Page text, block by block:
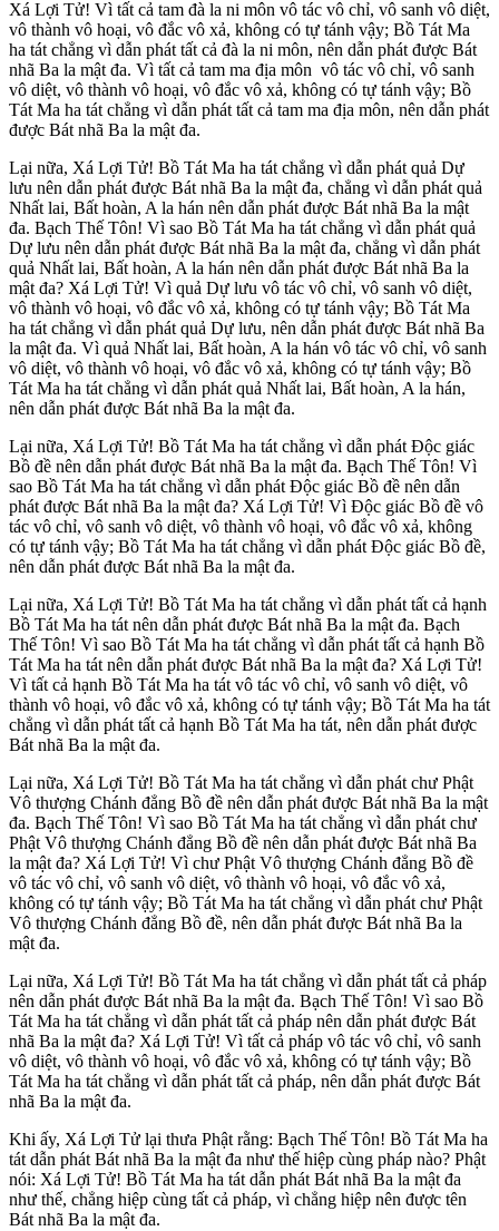
Xá Lợi Tử! Vì tất cả tam đà la ni môn vô tác vô chỉ, vô sanh vô diệt,
vô thành vô hoại, vô đắc vô xả, không có tự tánh vậy; Bồ Tát Ma
ha tát chẳng vì dẫn phát tất cả đà la ni môn, nên dẫn phát được Bát
nhã Ba la mật đa. Vì tất cả tam ma địa môn vô tác vô chỉ, vô sanh
vô diệt, vô thành vô hoại, vô đắc vô xả, không có tự tánh vậy; Bồ
Tát Ma ha tát chẳng vì dẫn phát tất cả tam ma địa môn, nên dẫn phát
được Bát nhã Ba la mật đa.
Lại nữa, Xá Lợi Tử! Bồ Tát Ma ha tát chẳng vì dẫn phát quả Dự
lưu nên dẫn phát được Bát nhã Ba la mật đa, chẳng vì dẫn phát quả
Nhất lai, Bất hoàn, A la hán nên dẫn phát được Bát nhã Ba la mật
đa. Bạch Thế Tôn! Vì sao Bồ Tát Ma ha tát chẳng vì dẫn phát quả
Dự lưu nên dẫn phát được Bát nhã Ba la mật đa, chẳng vì dẫn phát
quả Nhất lai, Bất hoàn, A la hán nên dẫn phát được Bát nhã Ba la
mật đa? Xá Lợi Tử! Vì quả Dự lưu vô tác vô chỉ, vô sanh vô diệt,
vô thành vô hoại, vô đắc vô xả, không có tự tánh vậy; Bồ Tát Ma
ha tát chẳng vì dẫn phát quả Dự lưu, nên dẫn phát được Bát nhã Ba
la mật đa. Vì quả Nhất lai, Bất hoàn, A la hán vô tác vô chỉ, vô sanh
vô diệt, vô thành vô hoại, vô đắc vô xả, không có tự tánh vậy; Bồ
Tát Ma ha tát chẳng vì dẫn phát quả Nhất lai, Bất hoàn, A la hán,
nên dẫn phát được Bát nhã Ba la mật đa.
Lại nữa, Xá Lợi Tử! Bồ Tát Ma ha tát chẳng vì dẫn phát Ðộc giác
Bồ đề nên dẫn phát được Bát nhã Ba la mật đa. Bạch Thế Tôn! Vì
sao Bồ Tát Ma ha tát chẳng vì dẫn phát Ðộc giác Bồ đề nên dẫn
phát được Bát nhã Ba la mật đa? Xá Lợi Tử! Vì Ðộc giác Bồ đề vô
tác vô chỉ, vô sanh vô diệt, vô thành vô hoại, vô đắc vô xả, không
có tự tánh vậy; Bồ Tát Ma ha tát chẳng vì dẫn phát Ðộc giác Bồ đề,
nên dẫn phát được Bát nhã Ba la mật đa.
Lại nữa, Xá Lợi Tử! Bồ Tát Ma ha tát chẳng vì dẫn phát tất cả hạnh
Bồ Tát Ma ha tát nên dẫn phát được Bát nhã Ba la mật đa. Bạch
Thế Tôn! Vì sao Bồ Tát Ma ha tát chẳng vì dẫn phát tất cả hạnh Bồ
Tát Ma ha tát nên dẫn phát được Bát nhã Ba la mật đa? Xá Lợi Tử!
Vì tất cả hạnh Bồ Tát Ma ha tát vô tác vô chỉ, vô sanh vô diệt, vô
thành vô hoại, vô đắc vô xả, không có tự tánh vậy; Bồ Tát Ma ha tát
chẳng vì dẫn phát tất cả hạnh Bồ Tát Ma ha tát, nên dẫn phát được
Bát nhã Ba la mật đa.
Lại nữa, Xá Lợi Tử! Bồ Tát Ma ha tát chẳng vì dẫn phát chư Phật
Vô thượng Chánh đẳng Bồ đề nên dẫn phát được Bát nhã Ba la mật
đa. Bạch Thế Tôn! Vì sao Bồ Tát Ma ha tát chẳng vì dẫn phát chư
Phật Vô thượng Chánh đẳng Bồ đề nên dẫn phát được Bát nhã Ba
la mật đa? Xá Lợi Tử! Vì chư Phật Vô thượng Chánh đẳng Bồ đề
vô tác vô chỉ, vô sanh vô diệt, vô thành vô hoại, vô đắc vô xả,
không có tự tánh vậy; Bồ Tát Ma ha tát chẳng vì dẫn phát chư Phật
Vô thượng Chánh đẳng Bồ đề, nên dẫn phát được Bát nhã Ba la
mật đa.
Lại nữa, Xá Lợi Tử! Bồ Tát Ma ha tát chẳng vì dẫn phát tất cả pháp
nên dẫn phát được Bát nhã Ba la mật đa. Bạch Thế Tôn! Vì sao Bồ
Tát Ma ha tát chẳng vì dẫn phát tất cả pháp nên dẫn phát được Bát
nhã Ba la mật đa? Xá Lợi Tử! Vì tất cả pháp vô tác vô chỉ, vô sanh
vô diệt, vô thành vô hoại, vô đắc vô xả, không có tự tánh vậy; Bồ
Tát Ma ha tát chẳng vì dẫn phát tất cả pháp, nên dẫn phát được Bát
nhã Ba la mật đa.
Khi ấy, Xá Lợi Tử lại thưa Phật rằng: Bạch Thế Tôn! Bồ Tát Ma ha
tát dẫn phát Bát nhã Ba la mật đa như thế hiệp cùng pháp nào? Phật
nói: Xá Lợi Tử! Bồ Tát Ma ha tát dẫn phát Bát nhã Ba la mật đa
như thế, chẳng hiệp cùng tất cả pháp, vì chẳng hiệp nên được tên
Bát nhã Ba la mật đa.